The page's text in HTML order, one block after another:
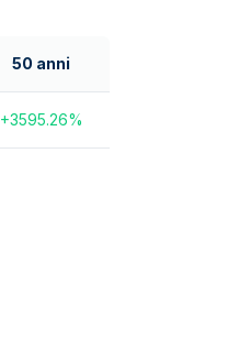
50 anni
+3595.26%